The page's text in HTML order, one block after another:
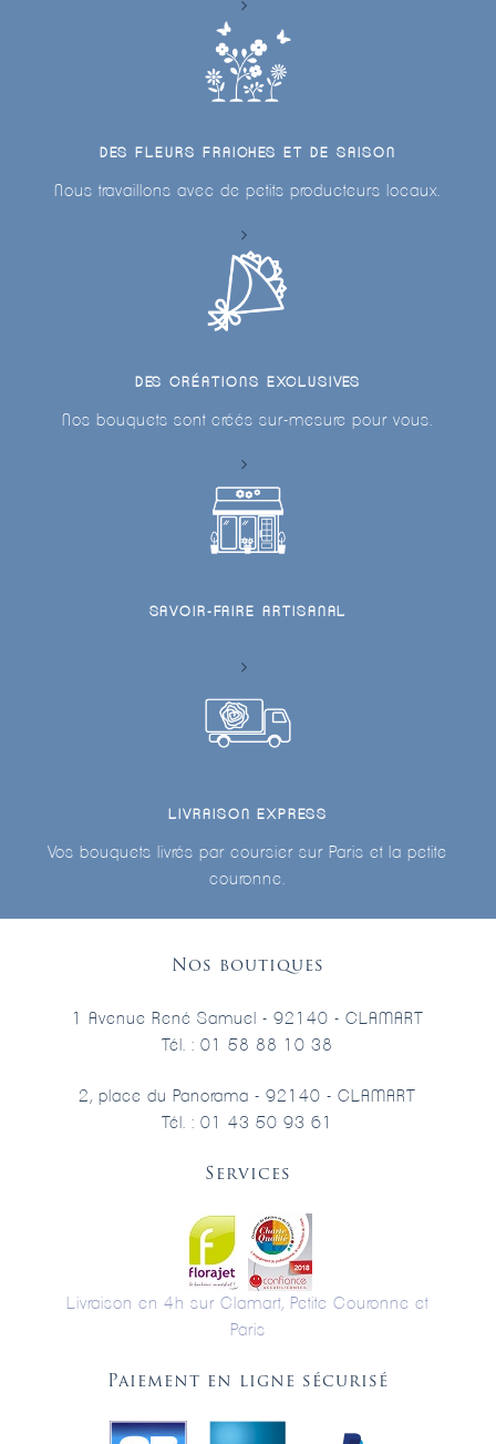
DES FLEURS FRAICHES ET DE SAISON
Nous travaillons avec de petits producteurs locaux.
DES CRÉATIONS EXCLUSIVES
Nos bouquets sont créés sur-mesure pour vous.
SAVOIR-FAIRE ARTISANAL
LIVRAISON EXPRESS
Vos bouquets livrés par coursier sur Paris et la petite
couronne.
Nos boutiques
1 Avenue René Samuel - 92140 - CLAMART
Tél. : 01 58 88 10 38
2, place du Panorama - 92140 - CLAMART
Tél. : 01 43 50 93 61
Services
Livraison en 4h sur Clamart, Petite Couronne et
Paris
Paiement en ligne sécurisé